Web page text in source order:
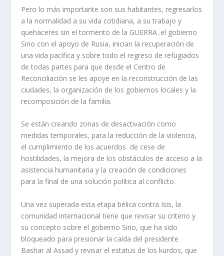
Pero lo más importante son sus habitantes, regresarlos
a la normalidad a su vida cotidiana, a su trabajo y
quehaceres sin el tormento de la GUERRA .el gobierno
Sirio con el apoyo de Rusia, inician la recuperación de
una vida pacífica y sobre todo el regreso de refugiados
de todas partes para que desde el Centro de
Reconciliación se les apoye en la reconstrucción de las
ciudades, la organización de los gobiernos locales y la
recomposición de la familia.
Se están creando zonas de desactivación como
medidas temporales, para la reducción de la violencia,
el cumplimiento de los acuerdos de cese de
hostilidades, la mejora de los obstáculos de acceso a la
asistencia humanitaria y la creación de condiciones
para la final de una solución política al conflicto.
Una vez superada esta etapa bélica contra Isis, la
comunidad internacional tiene que revisar su criterio y
su concepto sobre el gobierno Sirio, que ha sido
bloqueado para presionar la caída del presidente
Bashar al Assad y revisar el estatus de los kurdos, que